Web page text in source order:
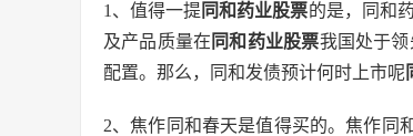
1、值得一提 同和药业股票的是，同和
及产品质量在 同和药业股票我国处于
配置。那么，同和发债预计何时上市呢
2、焦作同和春天是值得买的。焦作同